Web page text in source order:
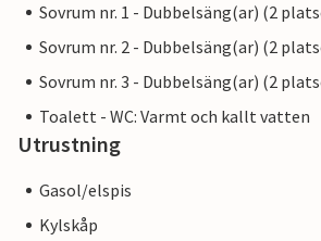
Sovrum nr. 1 - Dubbelsäng(ar) (2
Sovrum nr. 2 - Dubbelsäng(ar) (2
Sovrum nr. 3 - Dubbelsäng(ar) (2
Toalett - WC: Varmt och kallt vatten
Utrustning
Gasol/elspis
Kylskåp